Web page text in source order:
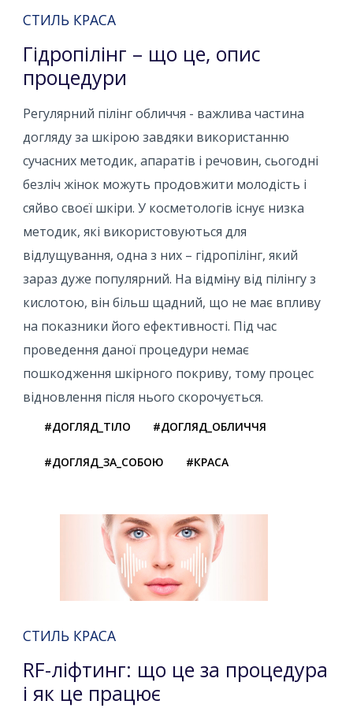
СТИЛЬ КРАСА
Гідропілінг – що це, опис
процедури
Регулярний пілінг обличчя - важлива частина
догляду за шкірою завдяки використанню
сучасних методик, апаратів і речовин, сьогодні
безліч жінок можуть продовжити молодість і
сяйво своєї шкіри. У косметологів існує низка
методик, які використовуються для
відлущування, одна з них – гідропілінг, який
зараз дуже популярний. На відміну від пілінгу з
кислотою, він більш щадний, що не має впливу
на показники його ефективності. Під час
проведення даної процедури немає
пошкодження шкірного покриву, тому процес
відновлення після нього скорочується.
#ДОГЛЯД_ТІЛО #ДОГЛЯД_ОБЛИЧЧЯ
#ДОГЛЯД_ЗА_СОБОЮ #КРАСА
СТИЛЬ КРАСА
RF-ліфтинг: що це за процедура
і як це працює